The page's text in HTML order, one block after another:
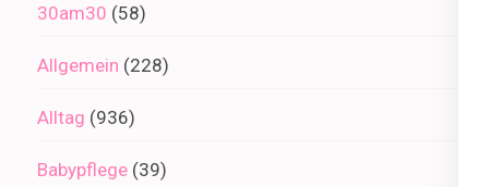
30am30 (58)
Allgemein (228)
Alltag (936)
Babypflege (39)